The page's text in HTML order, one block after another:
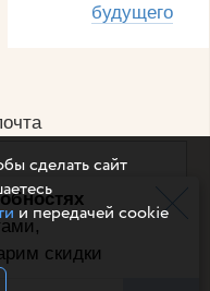
скидки
будущего
сделать сайт
и передачей cookie